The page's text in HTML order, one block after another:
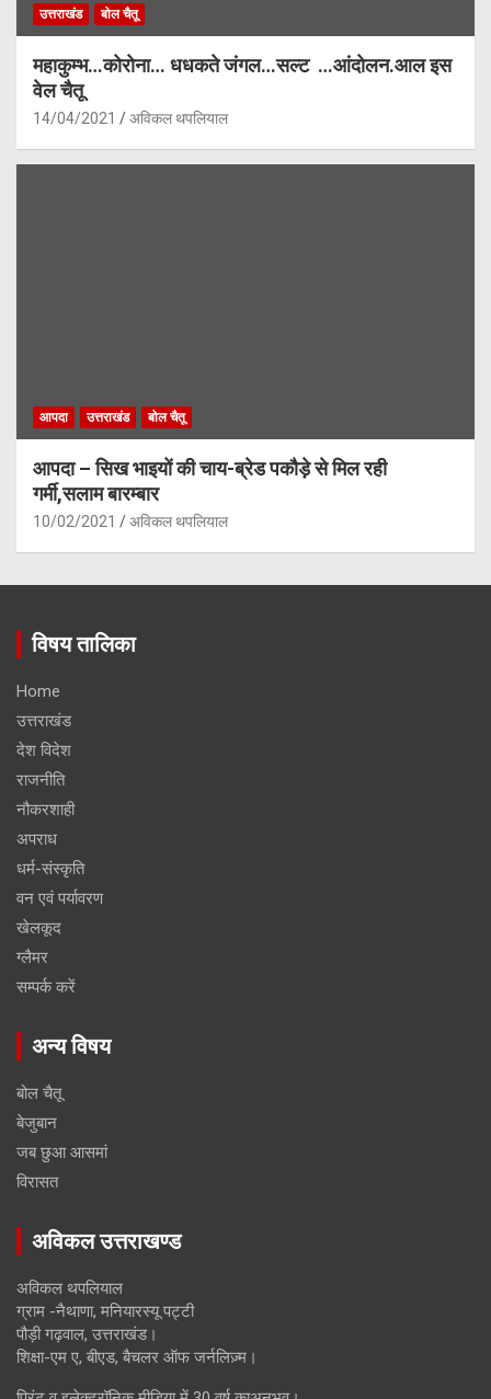
उत्तराखंड बोल चैतू
महाकुम्भ…कोरोना… धधकते जंगल…सल्ट …आंदोलन.आल इस
वेल चैतू
14/04/2021 अविकल थपलियाल
आपदा उत्तराखंड बोल चैतू
आपदा – सिख भाइयों की चाय-ब्रेड पकौड़े से मिल रही
गर्मी,सलाम बारम्बार
10/02/2021 अविकल थपलियाल
विषय तालिका
Home
उत्तराखंड
देश विदेश
राजनीति
नौकरशाही
अपराध
धर्म-संस्कृति
वन एवं पर्यावरण
खेलकूद
ग्लैमर
सम्पर्क करें
अन्य विषय
बोल चैतू
बेजुबान
जब छुआ आसमां
विरासत
अविकल उत्तराखण्ड
अविकल थपलियाल
ग्राम -नैथाणा, मनियारस्यू पट्टी
पौड़ी गढ़वाल, उत्तराखंड।
शिक्षा-एम ए, बीएड, बैचलर ऑफ जर्नलिज़्म।